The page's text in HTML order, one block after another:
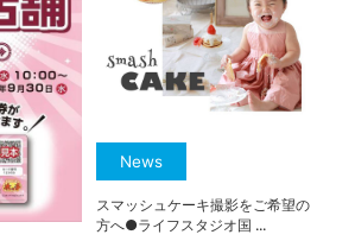
News
スマッシュケーキ撮影をご希望の
方へ●ライフスタジオ国 ...